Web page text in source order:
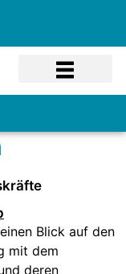
Blick auf den
mit dem
deren